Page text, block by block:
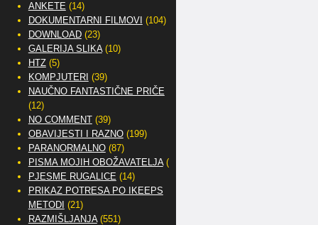
ANKETE (14)
DOKUMENTARNI FILMOVI (104)
DOWNLOAD(23)
GALERIJA SLIKA(10)
HTZ(5)
KOMPJUTERI (39)
NAUČNO FANTASTIČNE PRIČE
(12)
NO COMMENT(39)
OBAVIJESTI I RAZNO(199)
PARANORMALNO(87)
PISMA MOJIH OBOŽAVATELJA(2)
PJESME RUGALICE (14)
PRIKAZ POTRESA PO IKEEPS
METODI (21)
RAZMIŠLJANJA(551)